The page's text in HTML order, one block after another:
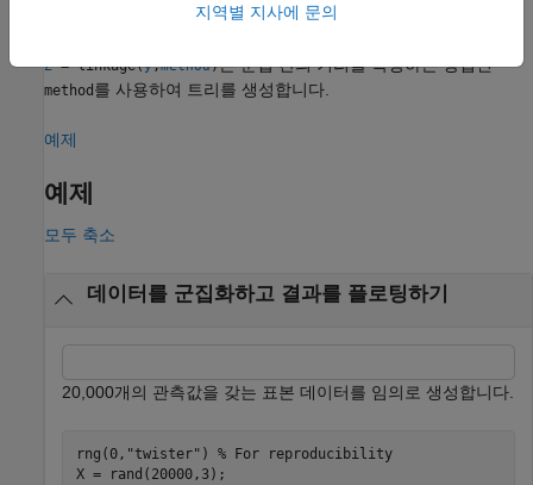
비유사성 행렬일 수 있습니다.
Z= linkage(y,method)는 군집 간의 거리를 측정하는 방법인
method 를 사용하여 트리를 생성합니다.
예제
예제
모두 축소
데이터를 군집화하고 결과를 플로팅하기
20,000개의 관측값을 갖는 표본 데이터를 임의로 생성합니다.
rng(0, "twister" ) % For reproducibility
X = rand(20000,3);
지역별 지사에 문의